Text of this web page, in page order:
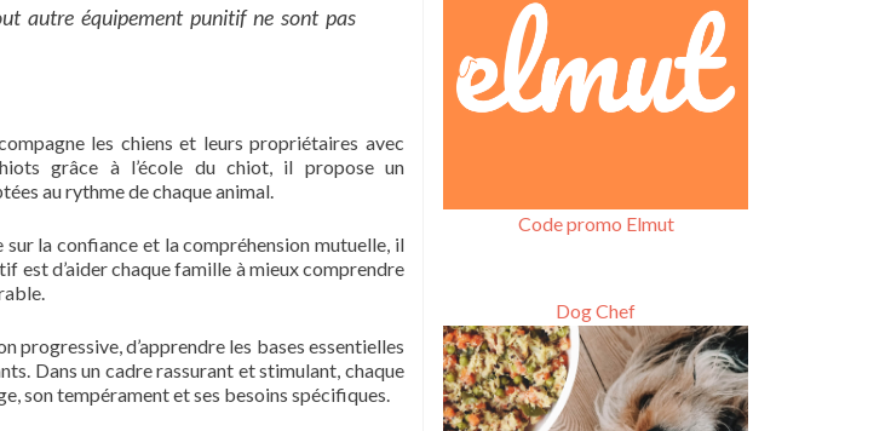
autre équipement punitif ne sont pas
les chiens et leurs propriétaires avec
grâce à l’école du chiot, il propose un
au rythme de chaque animal.
la confiance et la compréhension mutuelle, il
est d’aider chaque famille à mieux comprendre
progressive, d’apprendre les bases essentielles
Dans un cadre rassurant et stimulant, chaque
son tempérament et ses besoins spécifiques.
Code promo Elmut
Dog Chef